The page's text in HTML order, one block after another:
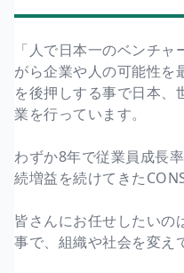
「人で日本一のベンチ
がら企業や人の可能性を
を後押しする事で日本、
業を行っています。
わずか8年で従業員成長
続増益を続けてきた
皆さんにお任せしたいの
事で、組織や社会を変え